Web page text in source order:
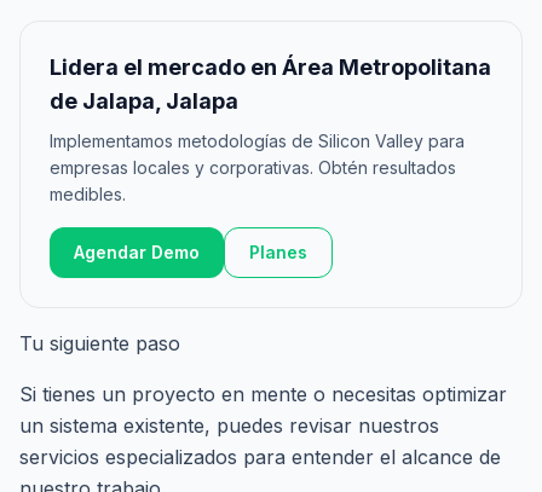
Lidera el mercado en Área Metropolitana
de Jalapa, Jalapa
Implementamos metodologías de Silicon Valley para
empresas locales y corporativas. Obtén resultados
medibles.
Agendar Demo Planes
Tu siguiente paso
Si tienes un proyecto en mente o necesitas optimizar
un sistema existente, puedes revisar nuestros
servicios especializados para entender el alcance de